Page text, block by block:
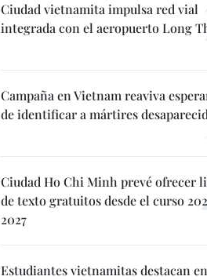
Ciudad vietnamita impulsa red vial
integrada con el aeropuerto Long
Campaña en Vietnam reaviva
de identificar a mártires
Ciudad Ho Chi Minh prevé ofrecer
de texto gratuitos desde el curso
2027
Estudiantes vietnamitas destacan en